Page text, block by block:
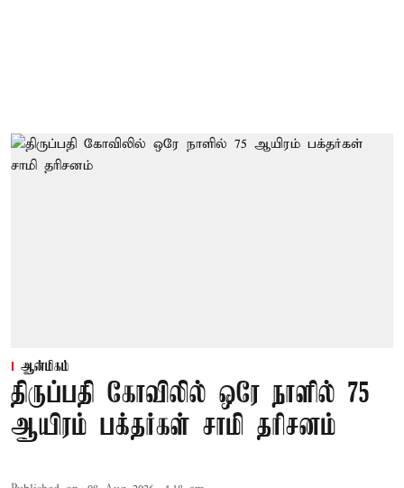
ஆன்மிகம்
திருப்பதி கோவிலில் ஒரே நாளில் 75
ஆயிரம் பக்தர்கள் சாமி தரிசனம்